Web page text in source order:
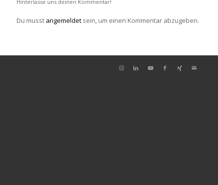
Hinterlasse uns deinen Kommentar!
Du musst angemeldetsein, um einen Kommentar abzugeben.